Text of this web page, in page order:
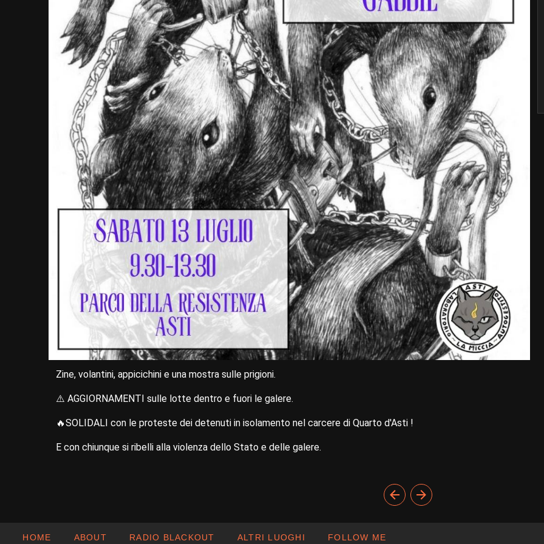
Zine, volantini, appicichini e una mostra sulle prigioni.
⚠️ AGGIORNAMENTI sulle lotte dentro e fuori le galere.
🔥SOLIDALI con le proteste dei detenuti in isolamento nel carcere di Quarto d'Asti !
E con chiunque si ribelli alla violenza dello Stato e delle galere.
HOME ABOUT RADIO BLACKOUT ALTRI LUOGHI FOLLOW ME